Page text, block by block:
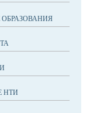
НТИ